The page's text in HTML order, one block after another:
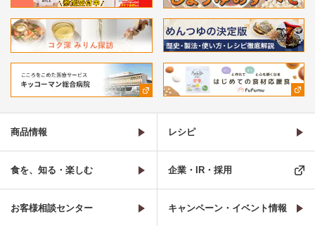
商品情報 レシピ
食を、知る・楽しむ 企業・IR・採用
お客様相談センター キャンペーン・イベント情報